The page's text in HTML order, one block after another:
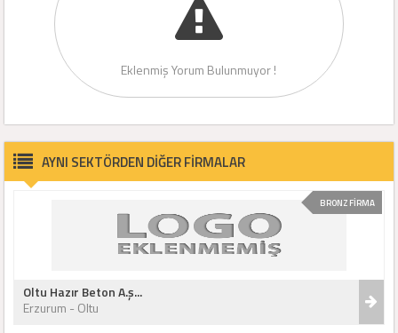
Eklenmiş Yorum Bulunmuyor !
AYNI SEKTÖRDEN DİĞER FİRMALAR
BRONZ FİRMA
Oltu Hazır Beton A.ş...
Erzurum - Oltu